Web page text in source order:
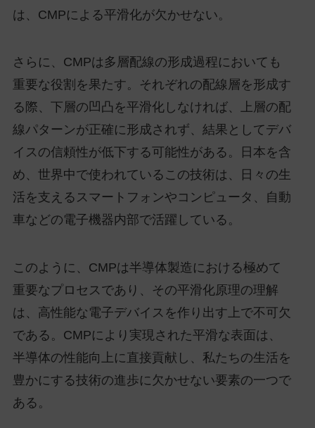
は、CMPによる平滑化が欠かせない。
さらに、CMPは多層配線の形成過程においても
重要な役割を果たす。それぞれの配線層を形成す
る際、下層の凹凸を平滑化しなければ、上層の配
線パターンが正確に形成されず、結果としてデバ
イスの信頼性が低下する可能性がある。日本を含
め、世界中で使われているこの技術は、日々の生
活を支えるスマートフォンやコンピュータ、自動
車などの電子機器内部で活躍している。
このように、CMPは半導体製造における極めて
重要なプロセスであり、その平滑化原理の理解
は、高性能な電子デバイスを作り出す上で不可欠
である。CMPにより実現された平滑な表面は、
半導体の性能向上に直接貢献し、私たちの生活を
豊かにする技術の進歩に欠かせない要素の一つで
ある。